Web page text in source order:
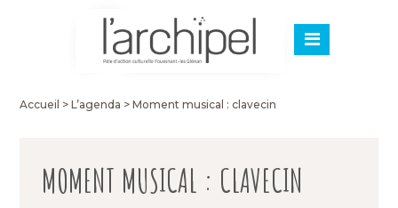
Accueil >L’agenda >Moment musical : clavecin
MOMENT MUSICAL : CLAVECIN